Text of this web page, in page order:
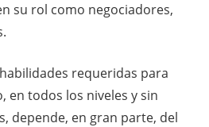
su rol como negociadores,
requeridas para
en todos los niveles y sin
depende, en gran parte, del